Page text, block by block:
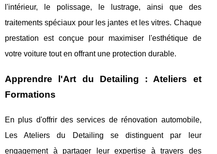
l'intérieur, le polissage, le lustrage, ainsi que des
traitements spéciaux pour les jantes et les vitres. Chaque
prestation est conçue pour maximiser l'esthétique de
votre voiture tout en offrant une protection durable.
Apprendre l'Art du Detailing : Ateliers et
Formations
En plus d'offrir des services de rénovation automobile,
Les Ateliers du Detailing se distinguent par leur
engagement à partager leur expertise à travers des